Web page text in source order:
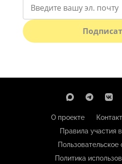
О проекте
Правила участия
Пользовательское
Политика